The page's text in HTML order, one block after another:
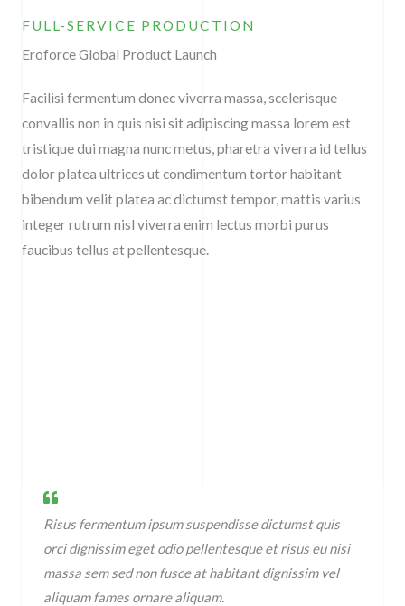
FULL-SERVICE PRODUCTION
Eroforce Global Product Launch
Facilisi fermentum donec viverra massa, scelerisque
convallis non in quis nisi sit adipiscing massa lorem est
tristique dui magna nunc metus, pharetra viverra id tellus
dolor platea ultrices ut condimentum tortor habitant
bibendum velit platea ac dictumst tempor, mattis varius
integer rutrum nisl viverra enim lectus morbi purus
faucibus tellus at pellentesque.
Risus fermentum ipsum suspendisse dictumst quis
orci dignissim eget odio pellentesque et risus eu nisi
massa sem sed non fusce at habitant dignissim vel
aliquam fames ornare aliquam.